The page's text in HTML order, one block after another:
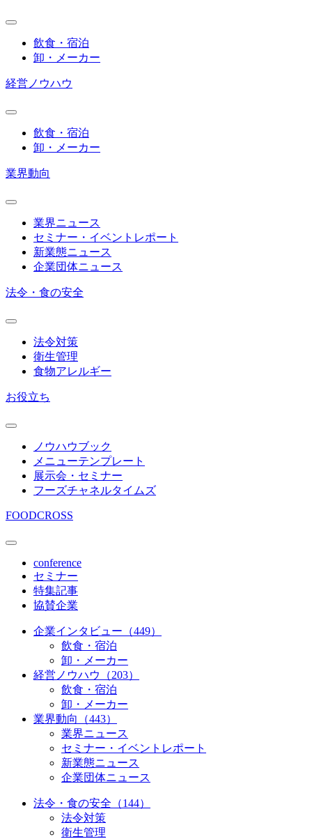
飲食・宿泊
卸・メーカー
経営ノウハウ
飲食・宿泊
卸・メーカー
業界動向
業界ニュース
セミナー・イベントレポート
新業態ニュース
企業団体ニュース
法令・食の安全
法令対策
衛生管理
食物アレルギー
お役立ち
ノウハウブック
メニューテンプレート
展示会・セミナー
フーズチャネルタイムズ
FOODCROSS
conference
セミナー
特集記事
協賛企業
企業インタビュー（449）
飲食・宿泊
卸・メーカー
経営ノウハウ（203）
飲食・宿泊
卸・メーカー
業界動向（443）
業界ニュース
セミナー・イベントレポート
新業態ニュース
企業団体ニュース
法令・食の安全（144）
法令対策
衛生管理